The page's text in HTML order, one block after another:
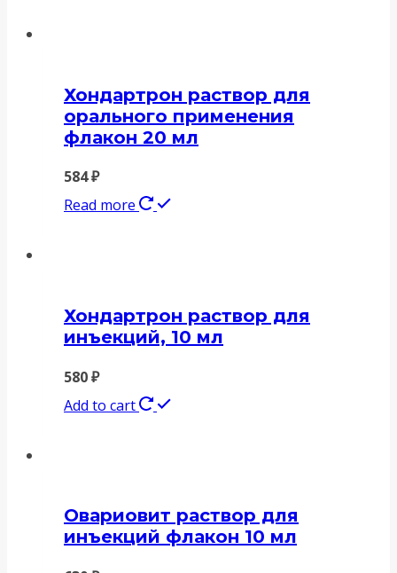
Хондартрон раствор для
орального применения
флакон 20 мл
584₽
Read more
Хондартрон раствор для
инъекций, 10 мл
580₽
Add to cart
Овариовит раствор для
инъекций флакон 10 мл